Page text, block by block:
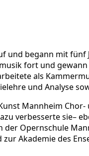
und begann mit
fort und
als
und Analyse
Mannheim
verbesserte sie–
Opernschule
Akademie des